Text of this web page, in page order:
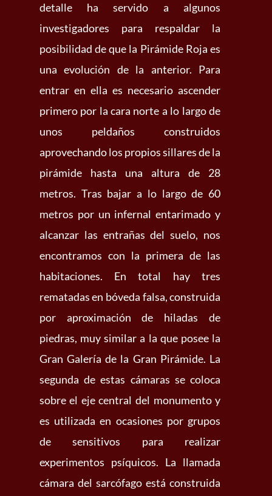
detalle ha servido a algunos
investigadores para respaldar la
posibilidad de que la Pirámide Roja es
una evolución de la anterior. Para
entrar en ella es necesario ascender
primero por la cara norte a lo largo de
unos peldaños construidos
aprovechando los propios sillares de la
pirámide hasta una altura de 28
metros. Tras bajar a lo largo de 60
metros por un infernal entarimado y
alcanzar las entrañas del suelo, nos
encontramos con la primera de las
habitaciones. En total hay tres
rematadas en bóveda falsa, construida
por aproximación de hiladas de
piedras, muy similar a la que posee la
Gran Galería de la Gran Pirámide. La
segunda de estas cámaras se coloca
sobre el eje central del monumento y
es utilizada en ocasiones por grupos
de sensitivos para realizar
experimentos psíquicos. La llamada
cámara del sarcófago está construida